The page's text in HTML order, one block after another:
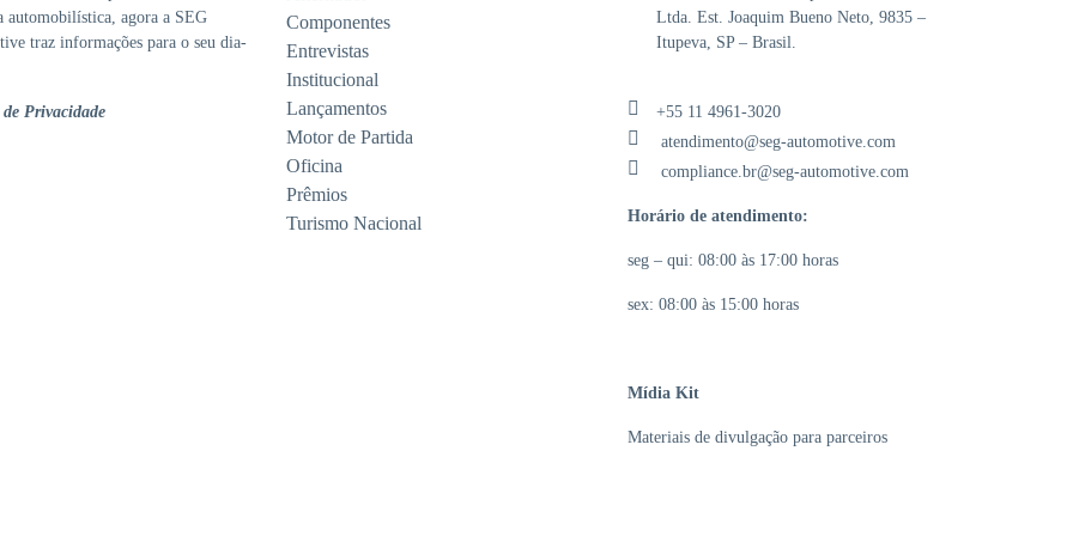
automobilística, agora a SEG
traz informações para o seu dia-
Privacidade
Componentes
Entrevistas
Institucional
Lançamentos
Motor de Partida
Oficina
Prêmios
Turismo Nacional
Ltda. Est. Joaquim Bueno Neto, 9835 –
Itupeva, SP – Brasil.
+55 11 4961-3020
atendimento@seg-automotive.com
compliance.br@seg-automotive.com
Horário de atendimento:
seg – qui: 08:00 às 17:00 horas
sex: 08:00 às 15:00 horas
Mídia Kit
Materiais de divulgação para parceiros